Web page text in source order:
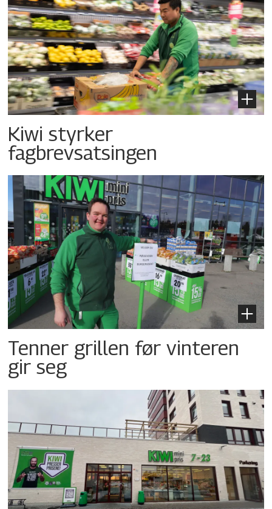
Kiwi styrker
fagbrevsatsingen
Tenner grillen før vinteren
gir seg